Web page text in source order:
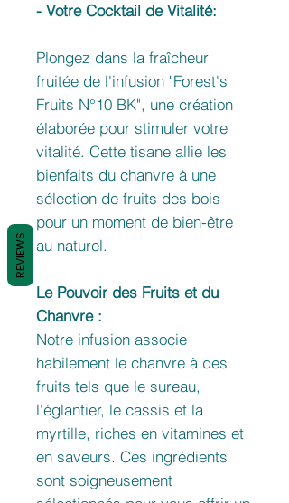
- Votre Cocktail de Vitalité:
Plongez dans la fraîcheur
fruitée de l'infusion "Forest's
Fruits N°10 BK", une création
élaborée pour stimuler votre
vitalité. Cette tisane allie les
bienfaits du chanvre à une
sélection de fruits des bois
pour un moment de bien-être
au naturel.
Le Pouvoir des Fruits et du
Chanvre :
Notre infusion associe
habilement le chanvre à des
fruits tels que le sureau,
l'églantier, le cassis et la
myrtille, riches en vitamines et
en saveurs. Ces ingrédients
sont soigneusement
REVIEWS